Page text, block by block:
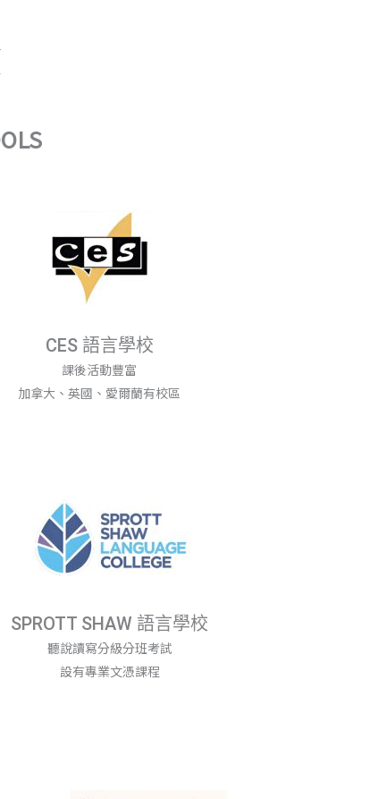
CES 語言學校
課後活動豐富
加拿大、英國、愛爾蘭有校區
SPROTT SHAW 語言學校
聽說讀寫分級分班考試
設有專業文憑課程